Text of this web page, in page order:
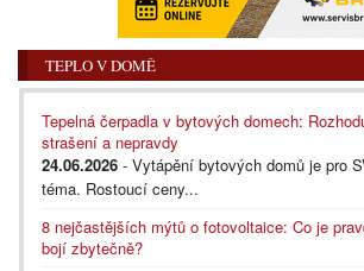
TEPLO V DOMĚ
Tepelná čerpadla v bytových domech:
strašení a nepravdy
24.06.2026 - Vytápění bytových domů je pro
téma. Rostoucí ceny...
8 nejčastějších mýtů o fotovoltaice: Co je
bojí zbytečně?